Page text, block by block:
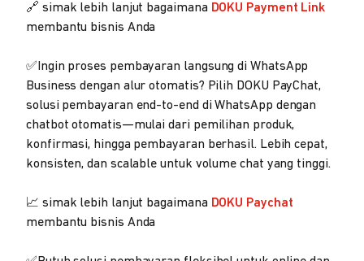
🔗 simak lebih lanjut bagaimana DOKU Payment Link
membantu bisnis Anda
✅Ingin proses pembayaran langsung di WhatsApp
Business dengan alur otomatis? Pilih DOKU PayChat,
solusi pembayaran end-to-end di WhatsApp dengan
chatbot otomatis—mulai dari pemilihan produk,
konfirmasi, hingga pembayaran berhasil. Lebih cepat,
konsisten, dan scalable untuk volume chat yang tinggi.
📈 simak lebih lanjut bagaimana DOKU Paychat
membantu bisnis Anda